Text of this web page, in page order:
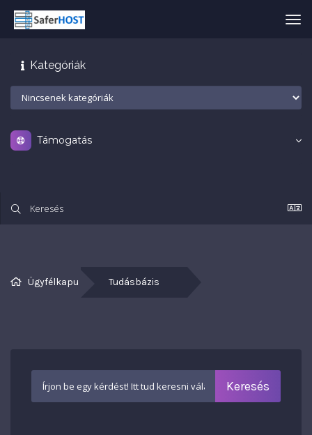
Kategóriák
Támogatás
Ügyfélkapu Tudásbázis